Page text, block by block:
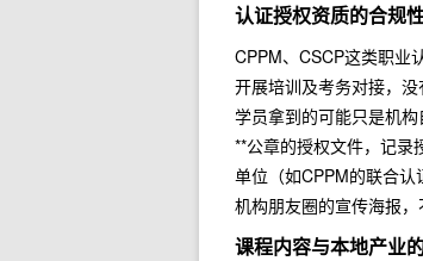
认证授权资质的合规
CPPM、CSCP这类职业
开展培训及考务对接，
学员拿到的可能只是机
**公章的授权文件，记录
单位（如CPPM的联合认
机构朋友圈的宣传海报
课程内容与本地产业